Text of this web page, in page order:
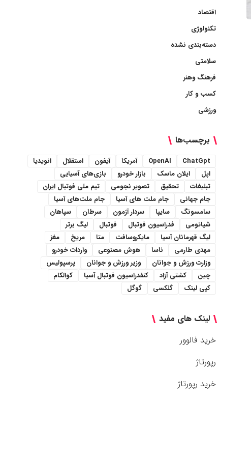
اقتصاد
تکنولوژی
دسته‌بندی نشده
سلامتی
فرهنگ وهنر
کسب و کار
ورزشی
برچسب‌ها
ChatGpt
OpenAI آمریکا آیفون استقلال
انویدیا
اپل
ایلان ماسک بازار خودرو
بازی‌های آسیایی
تبلیغات
تحقیق تصویر نجومی
تیم ملی فوتبال ایران
جام جهانی
جام ملت های آسیا
جام ملت‌های آسیا
سامسونگ
سایپا سردار آزمون سرطان
سپاهان
شیائومی
فدراسیون فوتبال فوتبال
لیگ برتر
لیگ قهرمانان آسیا
مایکروسافت متا مریخ
مغز
مهدی طارمی
ناسا هوش مصنوعی
واردات خودرو
وزارت ورزش و جوانان
وزیر ورزش و جوانان
پرسپولیس
چین
کشتی آزاد کنفدراسیون فوتبال آسیا
کوالکام
کپی لینک
گلکسی گوگل
لینک های مفید
خرید فالوور
رپورتاژ
خرید رپورتاژ